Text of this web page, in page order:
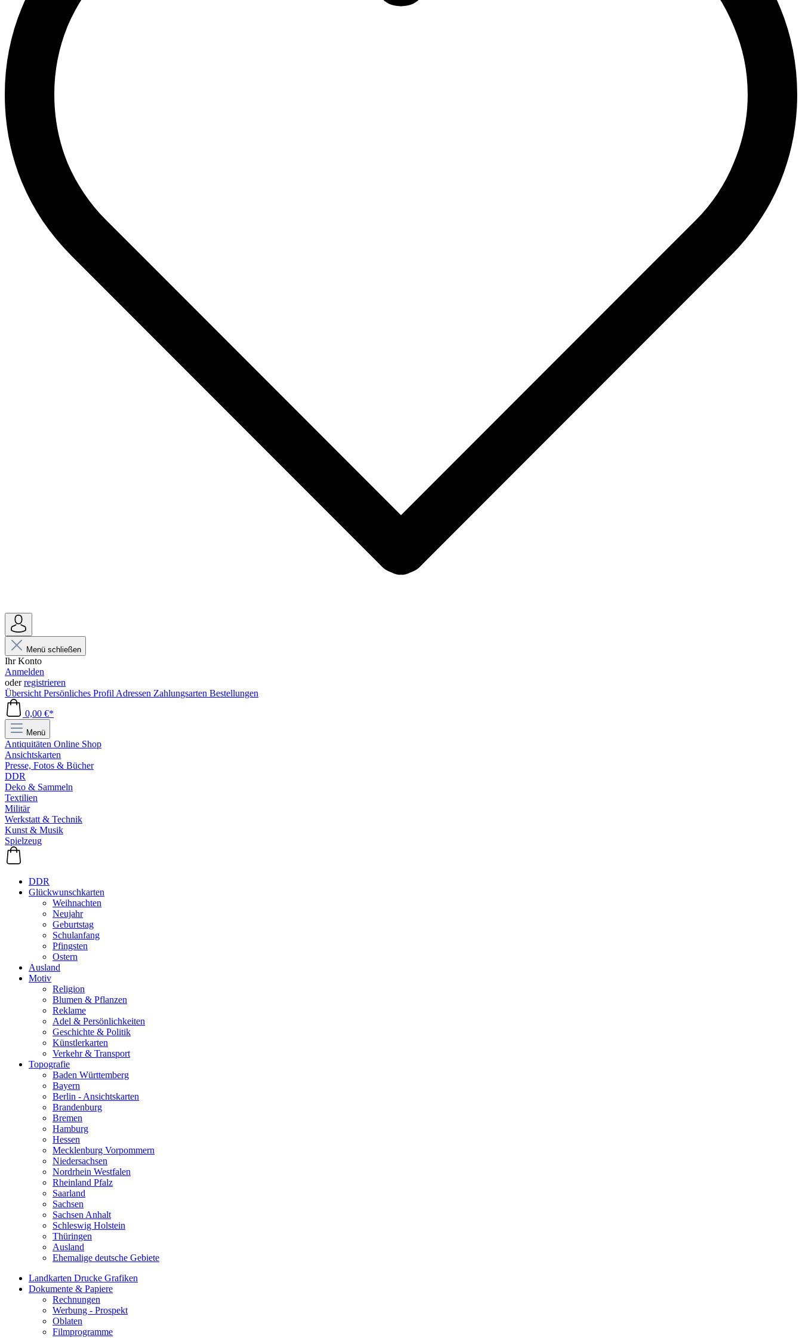
Menü schließen
Ihr Konto
Anmelden
oderregistrieren
Übersicht Persönliches Profil Adressen Zahlungsarten Bestellungen
0,00 €*
Menü
Antiquitäten Online Shop
Ansichtskarten
Presse, Fotos & Bücher
DDR
Deko & Sammeln
Textilien
Militär
Werkstatt & Technik
Kunst & Musik
Spielzeug
DDR
Glückwunschkarten
Weihnachten
Neujahr
Geburtstag
Schulanfang
Pfingsten
Ostern
Ausland
Motiv
Religion
Blumen & Pflanzen
Reklame
Adel & Persönlichkeiten
Geschichte & Politik
Künstlerkarten
Verkehr & Transport
Topografie
Baden Württemberg
Bayern
Berlin - Ansichtskarten
Brandenburg
Bremen
Hamburg
Hessen
Mecklenburg Vorpommern
Niedersachsen
Nordrhein Westfalen
Rheinland Pfalz
Saarland
Sachsen
Sachsen Anhalt
Schleswig Holstein
Thüringen
Ausland
Ehemalige deutsche Gebiete
Landkarten Drucke Grafiken
Dokumente & Papiere
Rechnungen
Werbung - Prospekt
Oblaten
Filmprogramme